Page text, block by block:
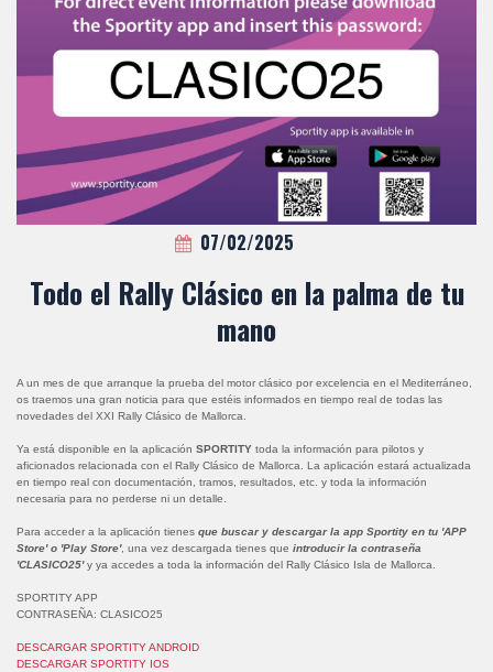
07/02/2025
Todo el Rally Clásico en la palma de tu
mano
A un mes de que arranque la prueba del motor clásico por excelencia en el Mediterráneo,
os traemos una gran noticia para que estéis informados en tiempo real de todas las
novedades del XXI Rally Clásico de Mallorca.
Ya está disponible en la aplicación SPORTITY toda la información para pilotos y
aficionados relacionada con el Rally Clásico de Mallorca. La aplicación estará actualizada
en tiempo real con documentación, tramos, resultados, etc. y toda la información
necesaria para no perderse ni un detalle.
Para acceder a la aplicación tienes que buscar y descargar la app Sportity en tu 'APP
Store' o 'Play Store', una vez descargada tienes que introducir la contraseña
'CLASICO25'y ya accedes a toda la información del Rally Clásico Isla de Mallorca.
SPORTITY APP
CONTRASEÑA: CLASICO25
DESCARGAR SPORTITY ANDROID
DESCARGAR SPORTITY IOS